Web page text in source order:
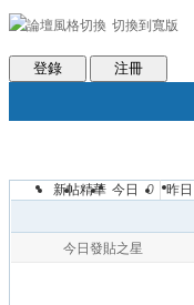
切換到寬版
會員條款 社區服務
登錄 注冊
論壇 圈子
新帖精華 今日 0 昨日
今日發貼之星